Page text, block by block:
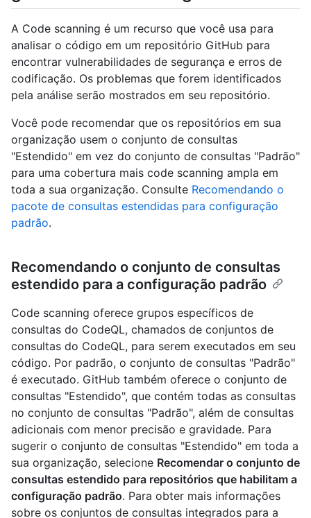
A Code scanning é um recurso que você usa para
analisar o código em um repositório GitHub para
encontrar vulnerabilidades de segurança e erros de
codificação. Os problemas que forem identificados
pela análise serão mostrados em seu repositório.
Você pode recomendar que os repositórios em sua
organização usem o conjunto de consultas
"Estendido" em vez do conjunto de consultas "Padrão"
para uma cobertura mais code scanning ampla em
toda a sua organização. Consulte Recomendando o
pacote de consultas estendidas para configuração
padrão.
Recomendando o conjunto de consultas
estendido para a configuração padrão
Code scanning oferece grupos específicos de
consultas do CodeQL, chamados de conjuntos de
consultas do CodeQL, para serem executados em seu
código. Por padrão, o conjunto de consultas "Padrão"
é executado. GitHub também oferece o conjunto de
consultas "Estendido", que contém todas as consultas
no conjunto de consultas "Padrão", além de consultas
adicionais com menor precisão e gravidade. Para
sugerir o conjunto de consultas "Estendido" em toda a
sua organização, selecione Recomendar o conjunto de
consultas estendido para repositórios que habilitam a
configuração padrão. Para obter mais informações
sobre os conjuntos de consultas integrados para a